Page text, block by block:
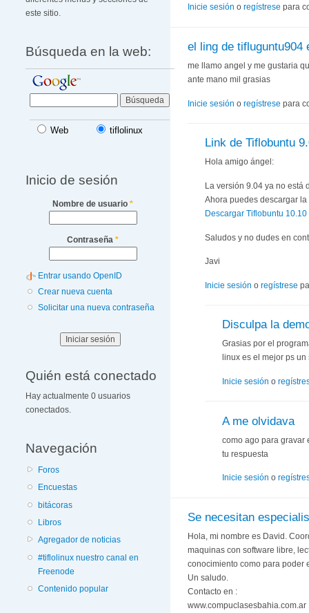
este sitio.
Búsqueda en la web:
Web tiflolinux
Inicio de sesión
Nombre de usuario *
Contraseña *
Entrar usando OpenID
Crear nueva cuenta
Solicitar una nueva contraseña
Quién está conectado
Hay actualmente 0 usuarios
conectados.
Navegación
Foros
Encuestas
bitácoras
Libros
Agregador de noticias
#tiflolinux nuestro canal en
Freenode
Contenido popular
Inicie sesión o regístrese para
el ling de tifluguntu904
me llamo angel y me gustaria
ante mano mil grasias
Inicie sesión o regístrese para
Link de Tiflobuntu
Hola amigo ángel:
La versión 9.04 ya no está
Ahora puedes descargar
Descargar Tiflobuntu 10.10
Saludos y no dudes en
Javi
Inicie sesión o regístrese
Disculpa la
Grasias por el
linux es el mejor ps
Inicie sesión o
A me olvidava
como ago para gravar
tu respuesta
Inicie sesión o
Se necesitan
Hola, mi nombre es David.
maquinas con software libre,
conocimiento como para poder
Un saludo.
Contacto en :
www.compuclasesbahia.com.ar